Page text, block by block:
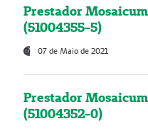
Prestador
(51004355-5)
07 de Maio de 2021
Prestador
(51004352-0)